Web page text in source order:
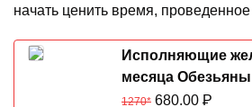
начать ценить время,
Исполняющие
месяца Обезьяны
1270* 680.00 Р